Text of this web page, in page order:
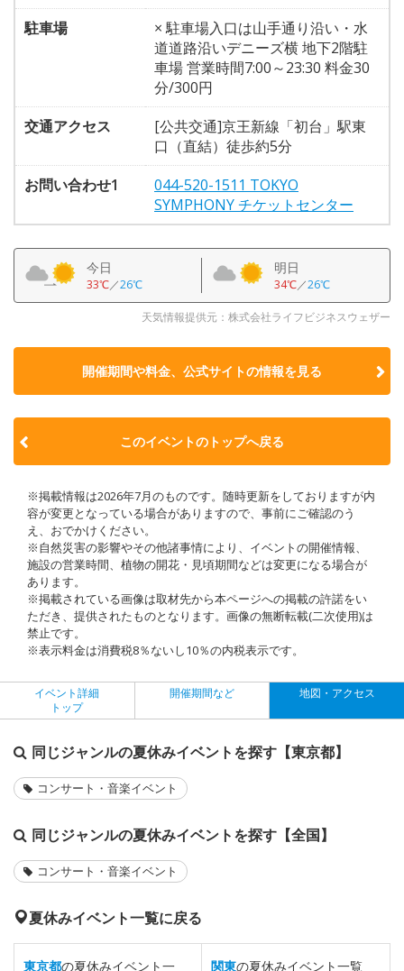
駐車場
× 駐車場入口は山手通り沿い・水
道道路沿いデニーズ横 地下2階駐
車場 営業時間7:00～23:30 料金30
分/300円
交通アクセス
[公共交通]京王新線「初台」駅東
口（直結）徒歩約5分
お問い合わせ1
044-520-1511 TOKYO
SYMPHONY チケットセンター
今日
33℃／26℃
明日
34℃／26℃
天気情報提供元：株式会社ライフビジネスウェザー
開催期間や料金、公式サイトの情報を見る
このイベントのトップへ戻る
※掲載情報は2026年7月のものです。随時更新をしておりますが内
容が変更となっている場合がありますので、事前にご確認のう
え、おでかけください。
※自然災害の影響やその他諸事情により、イベントの開催情報、
施設の営業時間、植物の開花・見頃期間などは変更になる場合が
あります。
※掲載されている画像は取材先から本ページへの掲載の許諾をい
ただき、提供されたものとなります。画像の無断転載(二次使用)は
禁止です。
※表示料金は消費税8％ないし10％の内税表示です。
イベント詳細
トップ
開催期間など 地図・アクセス
同じジャンルの夏休みイベントを探す【東京都】
コンサート・音楽イベント
同じジャンルの夏休みイベントを探す【全国】
コンサート・音楽イベント
夏休みイベント一覧に戻る
東京都の夏休みイベント一 関東の夏休みイベント一覧